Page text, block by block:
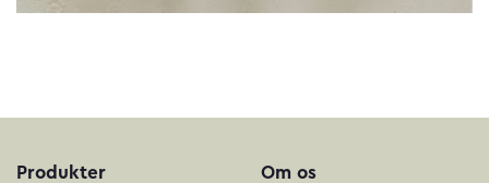
Produkter Om os